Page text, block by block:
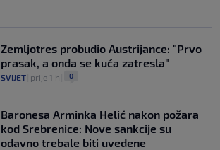
Zemljotres probudio Austrijance: "Prvo
prasak, a onda se kuća zatresla"
SVIJET prije 1 h 0
Baronesa Arminka Helić nakon požara
kod Srebrenice: Nove sankcije su
odavno trebale biti uvedene